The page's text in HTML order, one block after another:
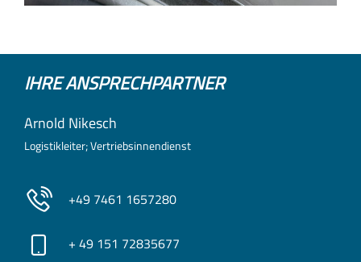
IHRE ANSPRECHPARTNER
Arnold Nikesch
Logistikleiter; Vertriebsinnendienst
+49 7461 1657280
+ 49 151 72835677